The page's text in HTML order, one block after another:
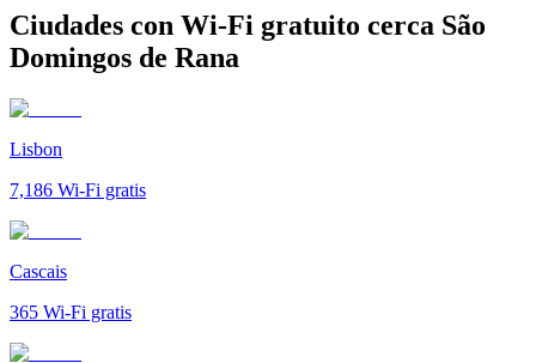
Ciudades con Wi-Fi gratuito cerca São
Domingos de Rana
Lisbon
7,186 Wi-Fi gratis
Cascais
365 Wi-Fi gratis